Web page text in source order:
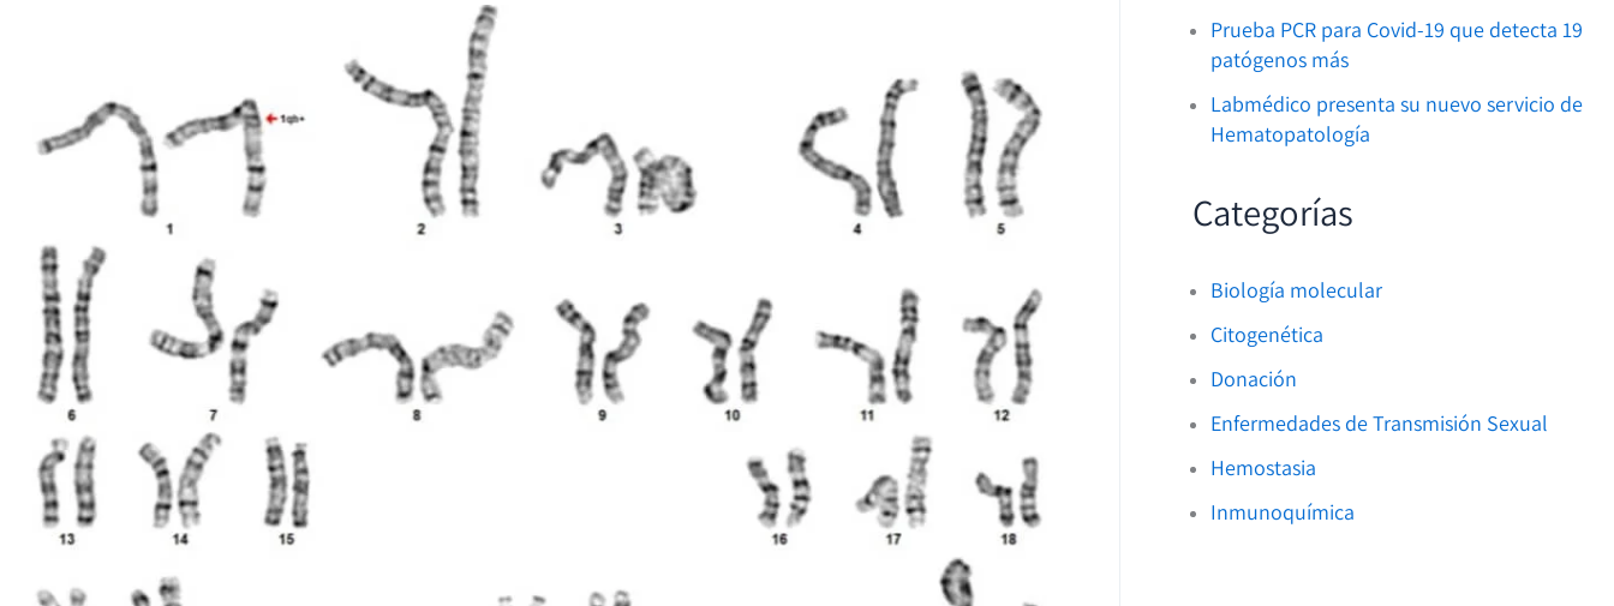
Prueba PCR para Covid-19 que detecta 19
patógenos más
Labmédico presenta su nuevo servicio de
Hematopatología
Categorías
Biología molecular
Citogenética
Donación
Enfermedades de Transmisión Sexual
Hemostasia
Inmunoquímica